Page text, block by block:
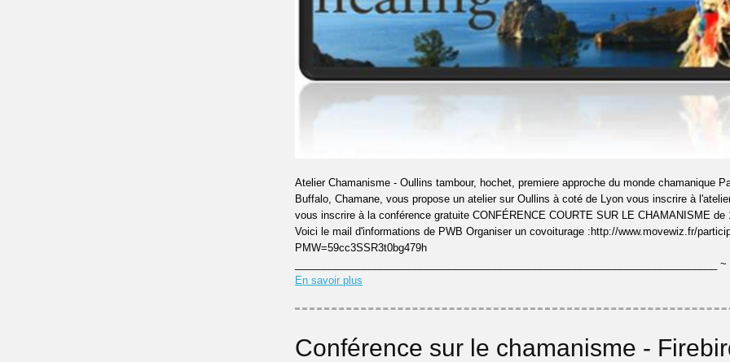
Atelier Chamanisme - Oullins tambour, hochet, premiere approche du monde chamanique
Buffalo, Chamane, vous propose un atelier sur Oullins à coté de Lyon vous inscrire à
vous inscrire à la conférence gratuite CONFÉRENCE COURTE SUR LE CHAMANISME de
Voici le mail d'informations de PWB Organiser un covoiturage :http://www.movewiz.fr/
PMW=59cc3SSR3t0bg479h
__________________________________________________________________________
En savoir plus
Conférence sur le chamanisme -